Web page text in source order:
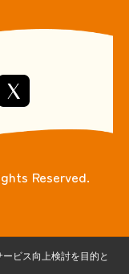
Reserved.
ビス向上検討を目的と